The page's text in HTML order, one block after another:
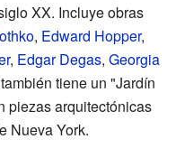
XX. Incluye obras
, Edward Hopper,
, Edgar Degas, Georgia
tiene un "Jardín
piezas arquitectónicas
Nueva York.